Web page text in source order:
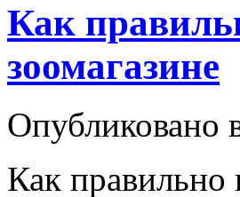
Как
зоомагазине
Опубликовано
Как правильно